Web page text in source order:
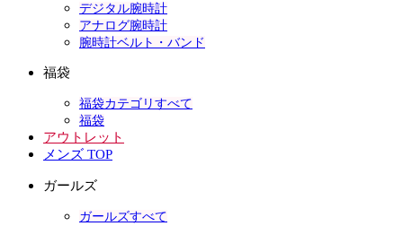
デジタル腕時計
アナログ腕時計
腕時計ベルト・バンド
福袋
福袋カテゴリすべて
福袋
アウトレット
メンズ TOP
ガールズ
ガールズすべて